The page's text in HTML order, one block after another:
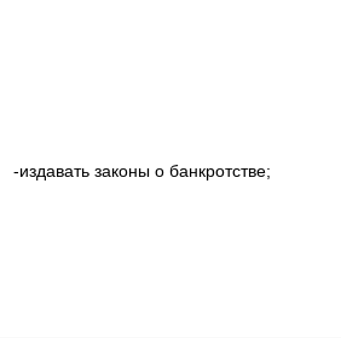
о банкротстве;